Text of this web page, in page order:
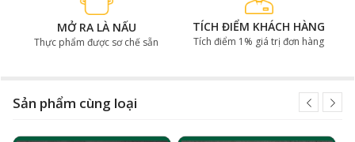
không miễn phí theo yêu cầu.
MỞ RA LÀ NẤU
Thực phẩm được sơ chế sẵn
TÍCH ĐIỂM KHÁCH HÀNG
Tích điểm 1% giá trị đơn hàng
Sản phẩm cùng loại